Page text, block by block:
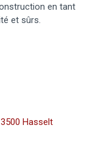
en tant
et sûrs.
Hasselt